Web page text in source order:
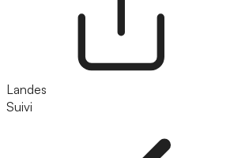
Landes
Suivi